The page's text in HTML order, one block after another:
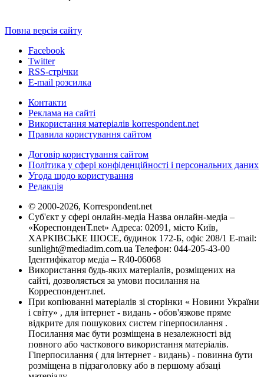
Повна версія сайту
Facebook
Twitter
RSS-стрічки
E-mail розсилка
Контакти
Реклама на сайті
Використання матеріалів korrespondent.net
Правила користування сайтом
Договір користування сайтом
Політика у сфері конфіденційності і персональних даних
Угода щодо користування
Редакція
© 2000-2026, Korrespondent.net
Суб'єкт у сфері онлайн-медіа Назва онлайн-медіа –
«КореспонденТ.net» Адреса: 02091, місто Київ,
ХАРКІВСЬКЕ ШОСЕ, будинок 172-Б, офіс 208/1 E-mail:
sunlight@mediadim.com.ua Телефон: 044-205-43-00
Ідентифікатор медіа – R40-06068
Використання будь-яких матеріалів, розміщених на
сайті, дозволяється за умови посилання на
Корреспондент.net.
При копіюванні матеріалів зі сторінки « Новини України
і світу» , для інтернет - видань - обов'язкове пряме
відкрите для пошукових систем гіперпосилання .
Посилання має бути розміщена в незалежності від
повного або часткового використання матеріалів.
Гіперпосилання ( для інтернет - видань) - повинна бути
розміщена в підзаголовку або в першому абзаці